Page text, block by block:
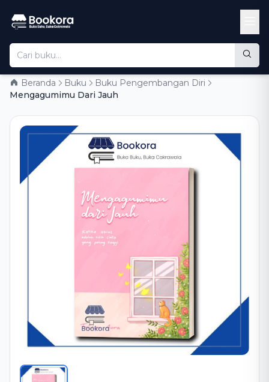
Beranda Buku
Buku Pengembangan Diri
Mengagumimu Dari Jauh